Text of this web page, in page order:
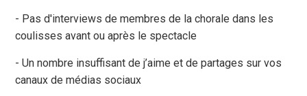
- Pas d'interviews de membres de la chorale dans les
coulisses avant ou après le spectacle
- Un nombre insuffisant de j’aime et de partages sur vos
canaux de médias sociaux